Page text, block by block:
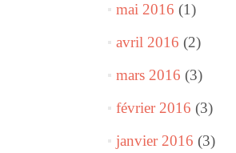
mai 2016 (1)
avril 2016 (2)
mars 2016 (3)
février 2016 (3)
janvier 2016 (3)